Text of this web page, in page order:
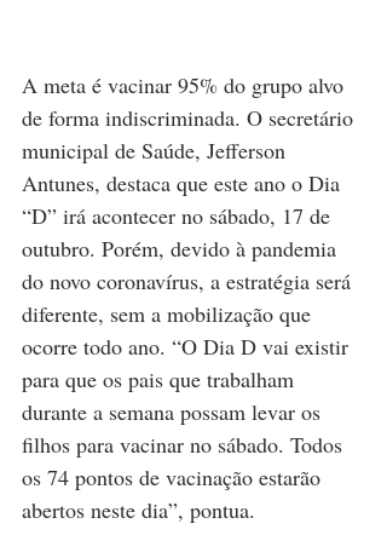
A meta é vacinar 95% do grupo alvo
de forma indiscriminada. O secretário
municipal de Saúde, Jefferson
Antunes, destaca que este ano o Dia
“D” irá acontecer no sábado, 17 de
outubro. Porém, devido à pandemia
do novo coronavírus, a estratégia será
diferente, sem a mobilização que
ocorre todo ano. “O Dia D vai existir
para que os pais que trabalham
durante a semana possam levar os
filhos para vacinar no sábado. Todos
os 74 pontos de vacinação estarão
abertos neste dia”, pontua.